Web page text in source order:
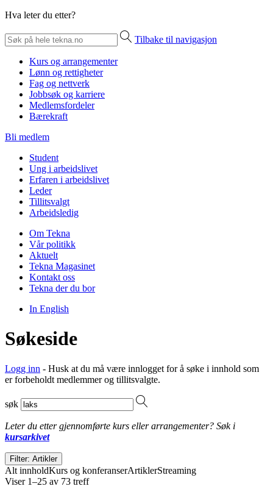
Hva leter du etter?
Tilbake til navigasjon
Kurs og arrangementer
Lønn og rettigheter
Fag og nettverk
Jobbsøk og karriere
Medlemsfordeler
Bærekraft
Bli medlem
Student
Ung i arbeidslivet
Erfaren i arbeidslivet
Leder
Tillitsvalgt
Arbeidsledig
Om Tekna
Vår politikk
Aktuelt
Tekna Magasinet
Kontakt oss
Tekna der du bor
In English
Søkeside
Logg inn - Husk at du må være innlogget for å søke i innhold som
er forbeholdt medlemmer og tillitsvalgte.
søk
Leter du etter gjennomførte kurs eller arrangementer? Søk i
kursarkivet
Filter: Artikler
Alt innholdKurs og konferanserArtiklerStreaming
Viser 1–25 av 73 treff